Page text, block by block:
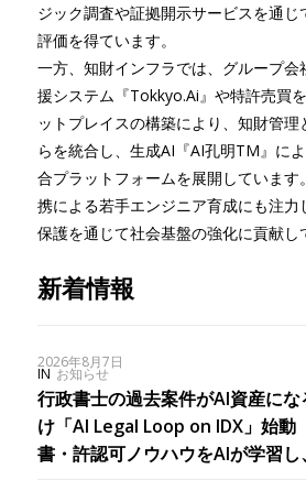
ジック調査や証拠開示サービスを通
評価を得ています。
一方、知財インフラでは、グループ会
援システム『Tokkyo.Ai』や特許売買
ットプレイスの構築により、知財管
らを統合し、生成AI『AI孔明TM』に
合プラットフォームを展開しています
携による若手エンジニア育成にも注
保護を通じて社会基盤の強化に貢献し
新着情報
2026年8月7日
IN お知らせ
行政書士の過去案件がAI資産に
け「AI Legal Loop on IDX」始
書・許認可ノウハウをAIが学習